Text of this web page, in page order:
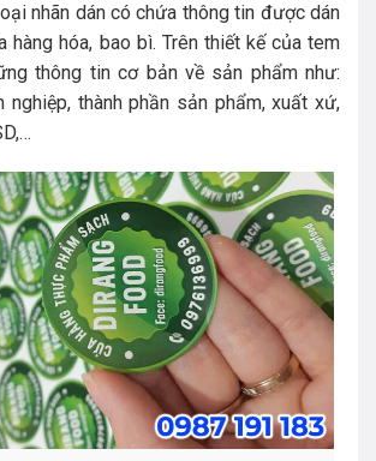
nhãn dán có chứa thông tin được dán
hàng hóa, bao bì. Trên thiết kế của tem
thông tin cơ bản về sản phẩm như:
nghiệp, thành phần sản phẩm, xuất xứ,